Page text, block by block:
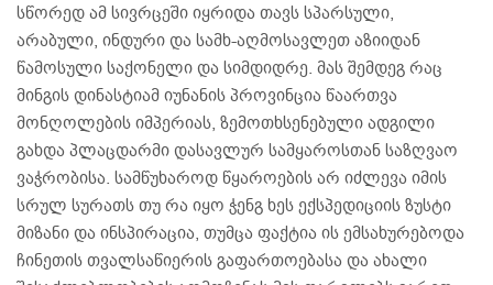
სწორედ ამ სივრცეში იყრიდა თავს სპარსული,
არაბული, ინდური და სამხ-აღმოსავლეთ აზიიდან
წამოსული საქონელი და სიმდიდრე. მას შემდეგ რაც
მინგის დინასტიამ იუნანის პროვინცია წაართვა
მონღოლების იმპერიას, ზემოთხსენებული ადგილი
გახდა პლაცდარმი დასავლურ სამყაროსთან საზღვაო
ვაჭრობისა. სამწუხაროდ წყაროების არ იძლევა იმის
სრულ სურათს თუ რა იყო ჭენგ ხეს ექსპედიციის ზუსტი
მიზანი და ინსპირაცია, თუმცა ფაქტია ის ემსახურებოდა
ჩინეთის თვალსაწიერის გაფართოებასა და ახალი